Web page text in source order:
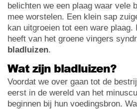
belichten we een plaag waar vele
mee worstelen. Een klein sap
kan uitgroeien tot een ware plaag.
heeft van het groene vingers
bladluizen.
Wat zijn bladluizen?
Voordat we over gaan tot de
eerst in de wereld van het
beginnen bij hun voedingsbron.